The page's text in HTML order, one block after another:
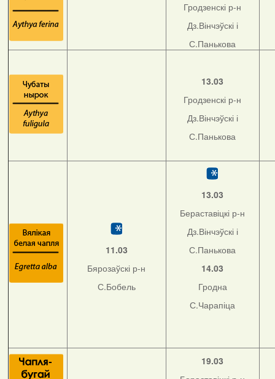
Гродзенскі р-н
Дз.Вінчэўскі і
С.Панькова
13.03
Гродзенскі р-н
Дз.Вінчэўскі і
С.Панькова
11.03
Бярозаўскі р-н
С.Бобель
13.03
Бераставіцкі р-н
Дз.Вінчэўскі і
С.Панькова
14.03
Гродна
С.Чарапіца
19.03